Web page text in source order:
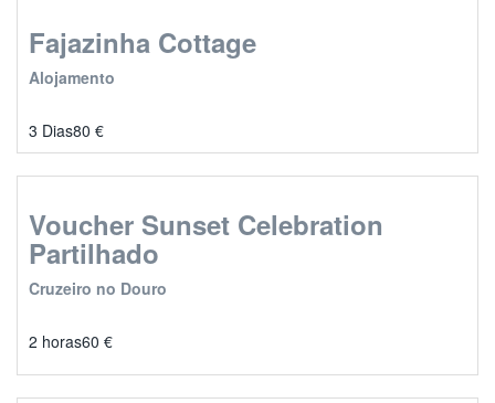
Fajazinha Cottage
Alojamento
3 Dias80 €
Voucher Sunset Celebration
Partilhado
Cruzeiro no Douro
2 horas60 €